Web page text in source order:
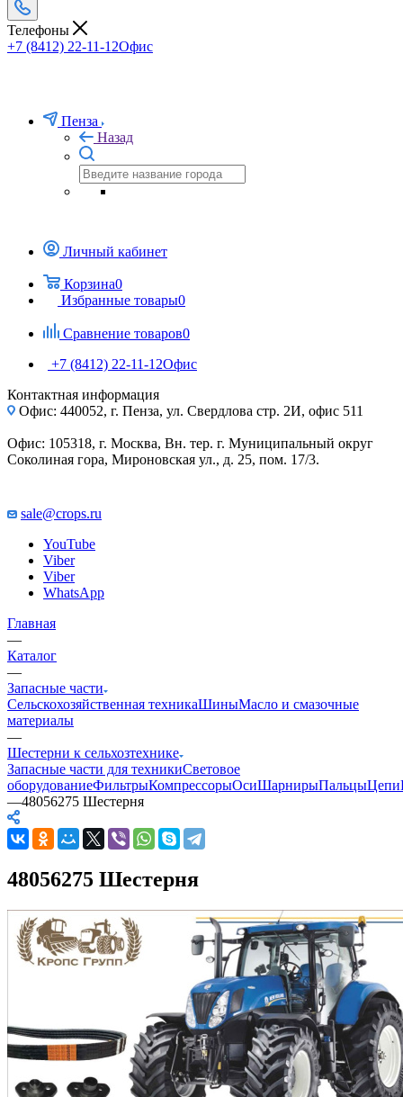
Телефоны
+7 (8412) 22-11-12Офис
Пенза
Назад
Личный кабинет
Корзина0
Избранные товары0
Сравнение товаров0
+7 (8412) 22-11-12Офис
Контактная информация
Офис: 440052, г. Пенза, ул. Свердлова стр. 2И, офис 511
Офис: 105318, г. Москва, Вн. тер. г. Муниципальный округ
Соколиная гора, Мироновская ул., д. 25, пом. 17/3.
sale@crops.ru
YouTube
Viber
Viber
WhatsApp
Главная
—
Каталог
—
Запасные части
Сельскохозяйственная техникаШиныМасло и смазочные
материалы
—
Шестерни к сельхозтехнике
Запасные части для техникиСветовое
оборудованиеФильтрыКомпрессорыОсиШарнирыПальцыЦепи
—48056275 Шестерня
48056275 Шестерня